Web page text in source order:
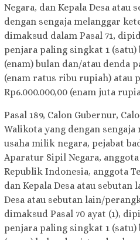
Negara, dan Kepala Desa atau
dengan sengaja melanggar
dimaksud dalam Pasal 71,
penjara paling singkat 1 (satu)
(enam) bulan dan/atau denda
(enam ratus ribu rupiah) atau
Rp6.000.000,00 (enam juta
Pasal 189, Calon Gubernur,
Walikota yang dengan
usaha milik negara, pejabat
Aparatur Sipil Negara,
Republik Indonesia, anggota
dan Kepala Desa atau
Desa atau sebutan lain/
dimaksud Pasal 70 ayat (1),
penjara paling singkat 1 (satu)